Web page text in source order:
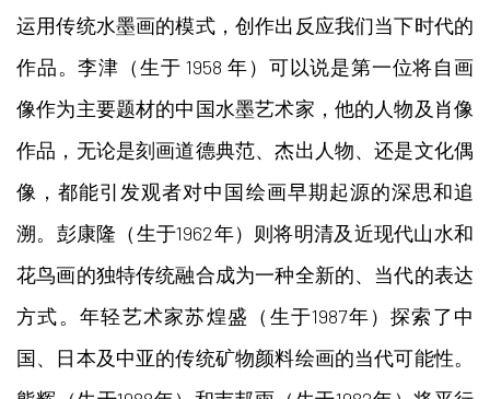
运用传统水墨画的模式，创作出反应我们当下时代的
作品。李津（生于 1958 年）可以说是第一位将自画
像作为主要题材的中国水墨艺术家，他的人物及肖像
作品，无论是刻画道德典范、杰出人物、还是文化偶
像，都能引发观者对中国绘画早期起源的深思和追
溯。彭康隆（生于1962年）则将明清及近现代山水和
花鸟画的独特传统融合成为一种全新的、当代的表达
方式。年轻艺术家苏煌盛（生于1987年）探索了中
国、日本及中亚的传统矿物颜料绘画的当代可能性。